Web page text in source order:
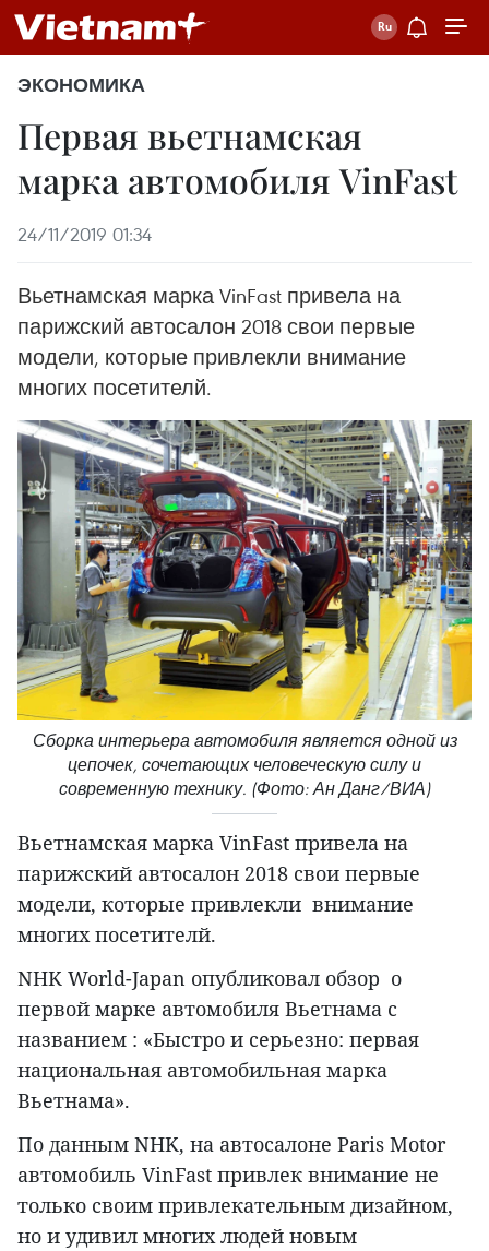
ЭКОНОМИКА
Первая вьетнамская
марка автомобиля VinFast
24/11/2019 01:34
Вьетнамская марка VinFast привела на
парижский автосалон 2018 свои первые
модели, которые привлекли внимание
многих посетителй.
Сборка интерьера автомобиля является одной из
цепочек, сочетающих человеческую силу и
современную технику. (Фото: Ан Данг/ВИА)
Вьетнамская марка VinFast привела на
парижский автосалон 2018 свои первые
модели, которые привлекли внимание
многих посетителй.
NHK World-Japan опубликовал обзор о
первой марке автомобиля Вьетнама с
названием : «Быстро и серьезно: первая
национальная автомобильная марка
Вьетнама».
По данным NHK, на автосалоне Paris Motor
автомобиль VinFast привлек внимание не
только своим привлекательным дизайном,
но и удивил многих людей новым